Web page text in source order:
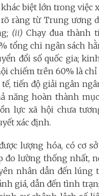
biệt lớn trong việc
rõ ràng từ Trung ương
(ii)Chạy đua thành
tổng chi ngân sách
đổi số quốc gia;
chiếm trên 60% là
tiến độ giải ngân
năng hoàn thành
lực xã hội chưa
xác định.
lượng hóa, có cơ
đo lường thống nhất,
nhân dẫn đến
giá, dẫn đến tình